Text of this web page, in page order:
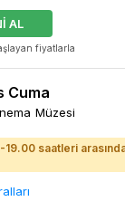
fiyatlarla
AL
Cuma
Müzesi
19.00 saatleri